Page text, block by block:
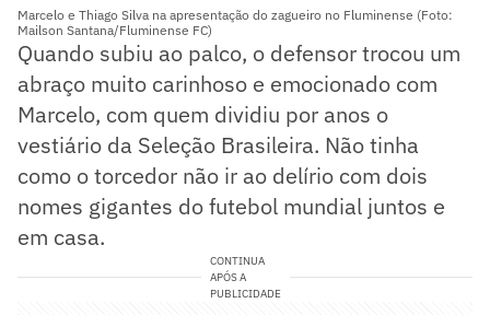
Marcelo e Thiago Silva na apresentação do zagueiro no Fluminense (Foto:
Mailson Santana/Fluminense FC)
Quando subiu ao palco, o defensor trocou um
abraço muito carinhoso e emocionado com
Marcelo, com quem dividiu por anos o
vestiário da Seleção Brasileira. Não tinha
como o torcedor não ir ao delírio com dois
nomes gigantes do futebol mundial juntos e
em casa.
CONTINUA
APÓS A
PUBLICIDADE